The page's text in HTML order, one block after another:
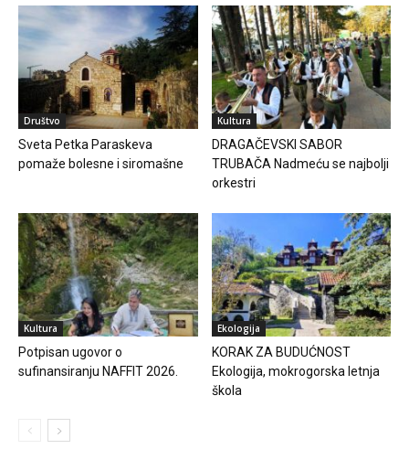
Društvo
Sveta Petka Paraskeva
pomaže bolesne i siromašne
Kultura
DRAGAČEVSKI SABOR
TRUBAČA Nadmeću se najbolji
orkestri
Kultura
Potpisan ugovor o
sufinansiranju NAFFIT 2026.
Ekologija
KORAK ZA BUDUĆNOST
Ekologija, mokrogorska letnja
škola